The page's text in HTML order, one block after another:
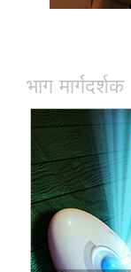
भाग मार्गदर्शक